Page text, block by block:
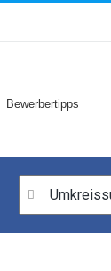
Bewerbertipps